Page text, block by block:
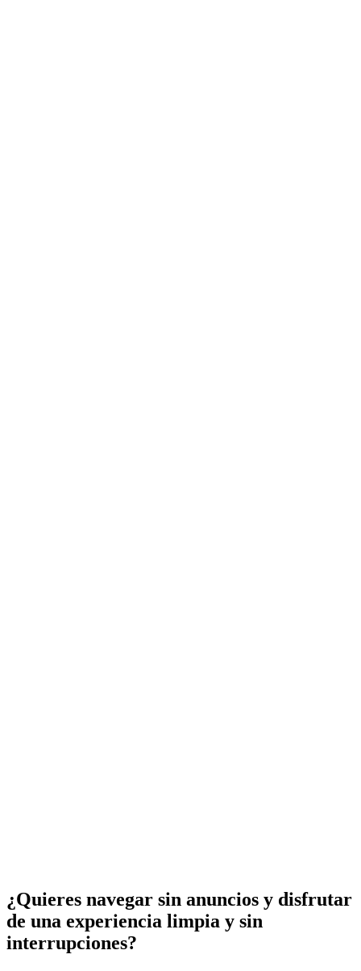
¿Quieres navegar sin anuncios y disfrutar
de una experiencia limpia y sin
interrupciones?